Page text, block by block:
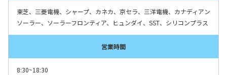
東芝、三菱電機、シャープ、カネカ、京セラ、三洋電機、カナディアン
ソーラー、ソーラーフロンティア、ヒュンダイ、SST、シリコンプラス
営業時間
8:30~18:30